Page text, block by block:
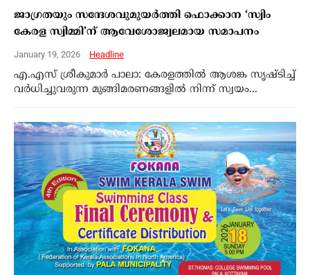
ജാഗ്രതയും സന്ദേശവുമുയര്‍ത്തി ഫൊക്കാന ‘സ്വിം
കേരള സ്വിമ്മി’ന് ആവേശോജ്വലമായ സമാപനം
January 19, 2026 Headline
എ.എസ് ശ്രീകുമാര്‍ പാലാ: കേരളത്തില്‍ ആശങ്ക സൃഷ്ടിച്ച്
വര്‍ധിച്ചുവരുന്ന മുങ്ങിമരണങ്ങളില്‍ നിന്ന് സ്വയം...